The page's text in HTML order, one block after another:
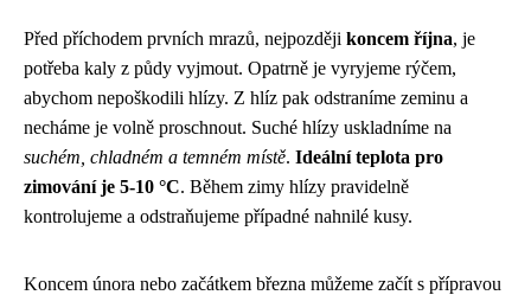
Před příchodem prvních mrazů, nejpozději koncem října, je
potřeba kaly z půdy vyjmout. Opatrně je vyryjeme rýčem,
abychom nepoškodili hlízy. Z hlíz pak odstraníme zeminu a
necháme je volně proschnout. Suché hlízy uskladníme na
suchém, chladném a temném místě. Ideální teplota pro
zimování je 5-10 °C. Během zimy hlízy pravidelně
kontrolujeme a odstraňujeme případné nahnilé kusy.
Koncem února nebo začátkem března můžeme začít s přípravou